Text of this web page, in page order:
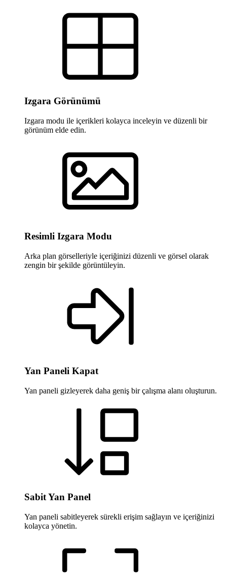
Izgara Görünümü
Izgara modu ile içerikleri kolayca inceleyin ve düzenli bir
görünüm elde edin.
Resimli Izgara Modu
Arka plan görselleriyle içeriğinizi düzenli ve görsel olarak
zengin bir şekilde görüntüleyin.
Yan Paneli Kapat
Yan paneli gizleyerek daha geniş bir çalışma alanı oluşturun.
Sabit Yan Panel
Yan paneli sabitleyerek sürekli erişim sağlayın ve içeriğinizi
kolayca yönetin.